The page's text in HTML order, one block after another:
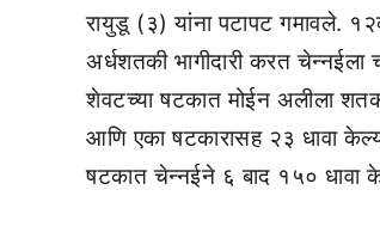
रायुडू (३) यांना पटापट गमावले.
अर्धशतकी भागीदारी करत
शेवटच्या षटकात मोईन अलीला
आणि एका षटकारासह २३ धावा
षटकात चेन्नईने ६ बाद १५० धावा